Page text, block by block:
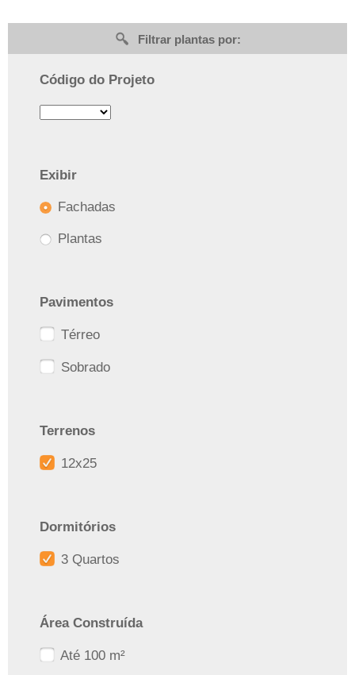
Filtrar plantas por:
Código do Projeto
Exibir
Fachadas
Plantas
Pavimentos
Térreo
Sobrado
Terrenos
12x25
Dormitórios
3 Quartos
Área Construída
Até 100 m²